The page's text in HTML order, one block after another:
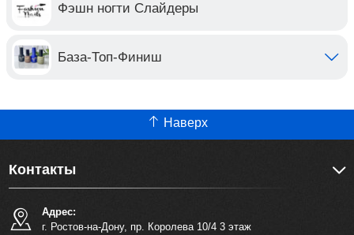
Фэшн ногти Слайдеры
База-Топ-Финиш
Наверх
Контакты
Адрес:
г. Ростов-на-Дону, пр. Королева 10/4 3 этаж